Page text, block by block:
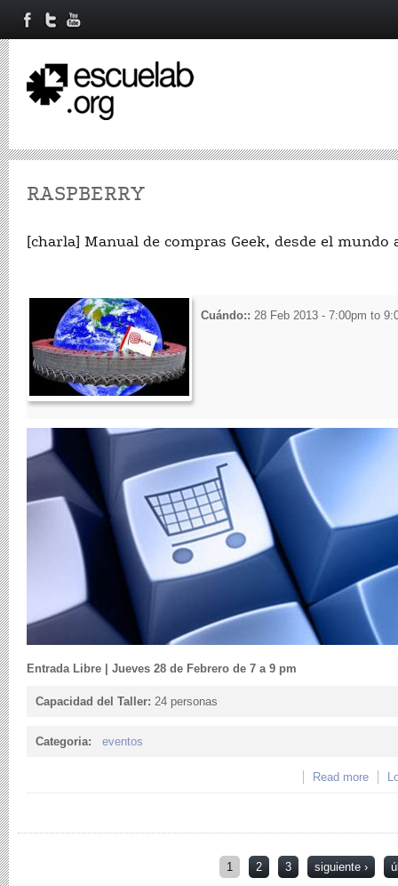
RASPBERRY
[charla] Manual de compras Geek, desde el mundo
Cuándo:: 28 Feb 2013 - 7:00pm to
Entrada Libre | Jueves 28 de Febrero de 7 a 9 pm
Capacidad del Taller: 24 personas
Categoria: eventos
Read more
1 2 3 siguiente ›